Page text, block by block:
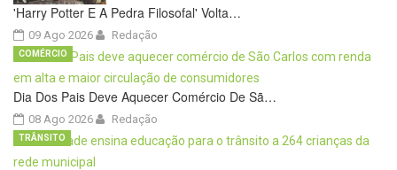
'Harry Potter E A Pedra Filosofal' Volta…
09 Ago 2026 Redação
Dia Dos Pais Deve Aquecer Comércio De Sã…
08 Ago 2026
COMÉRCIO
Redação
TRÂNSITO